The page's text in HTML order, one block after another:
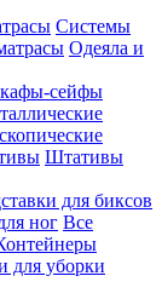
Системы
Одеяла и
сейфы
Штативы
для биксов
ног Все
для уборки